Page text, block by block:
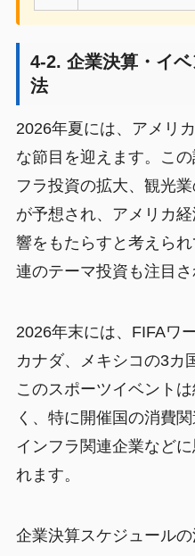
4-2. 企業決算・イ
法
2026年夏には、アメリ
な節目を迎えます。こ
フラ投資の拡大、観光
が予想され、アメリカ
響をもたらすと考えら
連のテーマ投資も注目さ
2026年末には、FIFAワ
カナダ、メキシコの3カ
このスポーツイベント
く、特に開催国の消費
インフラ関連企業など
れます。
企業決算スケジュール